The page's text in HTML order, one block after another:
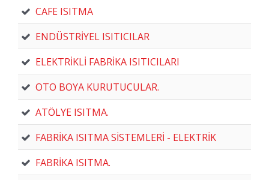
CAFE ISITMA
ENDÜSTRİYEL ISITICILAR
ELEKTRİKLİ FABRİKA ISITICILARI
OTO BOYA KURUTUCULAR.
ATÖLYE ISITMA.
FABRİKA ISITMA SİSTEMLERİ - ELEKTRİK
FABRİKA ISITMA.